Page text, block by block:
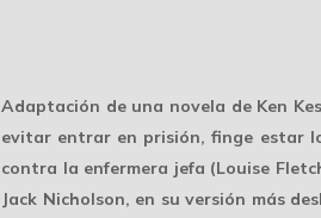
Adaptación de una novela de Ken
evitar entrar en prisión, finge estar
contra la enfermera jefa (Louise
Jack Nicholson, en su versión más